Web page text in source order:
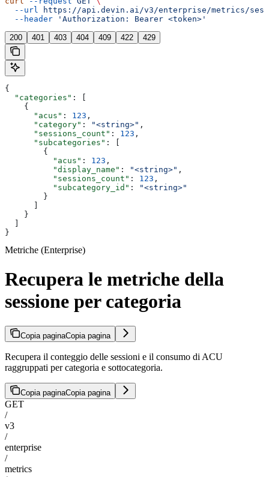
  --url
https://api.devin.ai/v3/enterprise/metrics/
  --header
'Authorization: Bearer <token>'
200 401 403 404 409 422 429
{
  "categories"
: [
    {
      "acus"
: 123 ,
      "category"
: "<string>" ,
      "sessions_count"
: 123 ,
      "subcategories"
: [
        {
          "acus"
: 123 ,
          "display_name"
: "<string>" ,
          "sessions_count"
: 123 ,
          "subcategory_id"
:
"<string>"
        }
    }
}
Metriche (Enterprise)
Recupera le metriche della
sessione per categoria
Copia paginaCopia pagina
Recupera il conteggio delle sessioni e il consumo di ACU
raggruppati per categoria e sottocategoria.
Copia paginaCopia pagina
GET
/
v3
/
enterprise
/
metrics